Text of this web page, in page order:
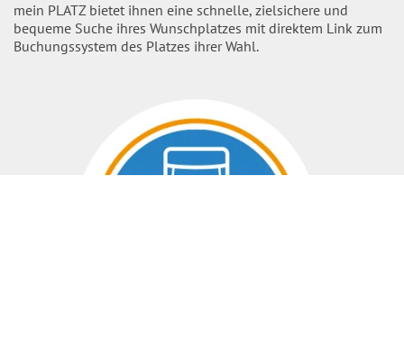
mein PLATZ bietet ihnen eine schnelle, zielsichere und
bequeme Suche ihres Wunschplatzes mit direktem Link zum
Buchungssystem des Platzes ihrer Wahl.